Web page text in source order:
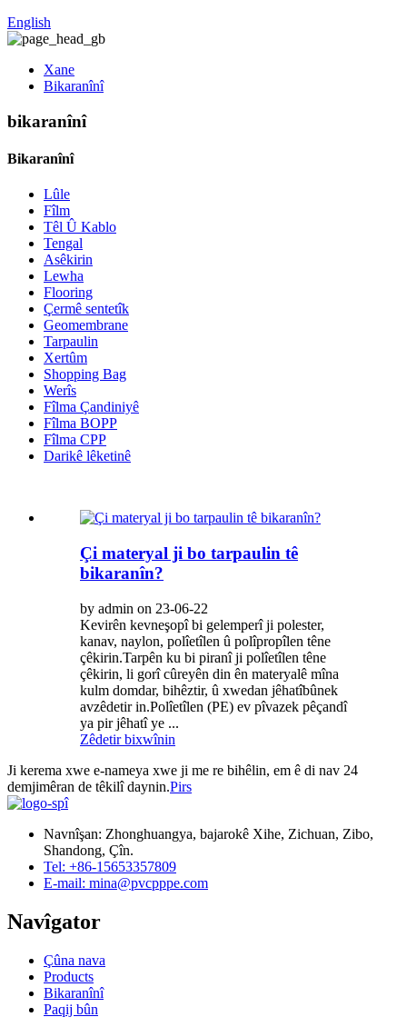
English
Xane
Bikaranînî
bikaranînî
Bikaranînî
Lûle
Fîlm
Têl Û Kablo
Tengal
Asêkirin
Lewha
Flooring
Çermê sentetîk
Geomembrane
Tarpaulin
Xertûm
Shopping Bag
Werîs
Fîlma Çandiniyê
Fîlma BOPP
Fîlma CPP
Darikê lêketinê
Çi materyal ji bo tarpaulin tê
bikaranîn?
by admin on 23-06-22
Kevirên kevneşopî bi gelemperî ji polester,
kanav, naylon, polîetîlen û polîpropîlen têne
çêkirin.Tarpên ku bi piranî ji polîetîlen têne
çêkirin, li gorî cûreyên din ên materyalê mîna
kulm domdar, bihêztir, û xwedan jêhatîbûnek
avzêdetir in.Polîetîlen (PE) ev pîvazek pêçandî
ya pir jêhatî ye ...
Zêdetir bixwînin
Ji kerema xwe e-nameya xwe ji me re bihêlin, em ê di nav 24
demjimêran de têkilî daynin.Pirs
Navnîşan: Zhonghuangya, bajarokê Xihe, Zichuan, Zibo,
Shandong, Çîn.
Tel: +86-15653357809
E-mail: mina@pvcpppe.com
Navîgator
Çûna nava
Products
Bikaranînî
Paqij bûn